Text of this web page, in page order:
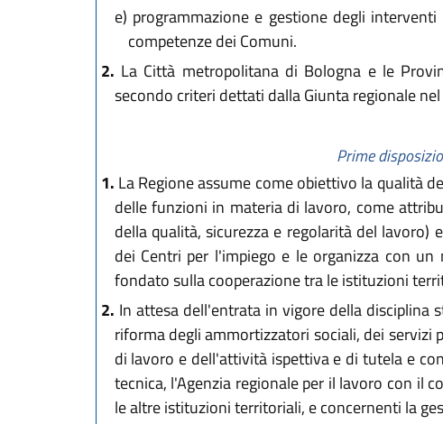
e) programmazione e gestione degli
competenze dei Comuni.
2. La Città metropolitana di Bologna e le
secondo criteri dettati dalla Giunta regionale
Prime
1. La Regione assume come obiettivo la qualità
delle funzioni in materia di lavoro, come
della qualità, sicurezza e regolarità del
dei Centri per l'impiego e le organizza con
fondato sulla cooperazione tra le istituzioni
2. In attesa dell'entrata in vigore della disciplina
riforma degli ammortizzatori sociali, dei
di lavoro e dell'attività ispettiva e di tutela e
tecnica, l'Agenzia regionale per il lavoro con il
le altre istituzioni territoriali, e concernenti la